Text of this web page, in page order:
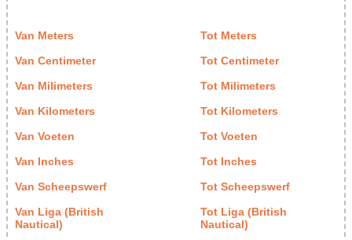
Van Meters
Van Centimeter
Van Milimeters
Van Kilometers
Van Voeten
Van Inches
Van Scheepswerf
Van Liga (British
Nautical)
Tot Meters
Tot Centimeter
Tot Milimeters
Tot Kilometers
Tot Voeten
Tot Inches
Tot Scheepswerf
Tot Liga (British
Nautical)